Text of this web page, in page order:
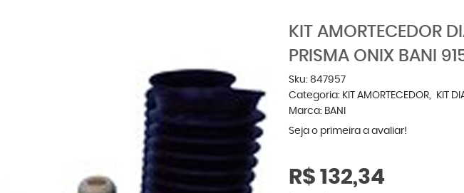
KIT AMORTECEDOR
PRISMA ONIX BANI
Sku: 847957
Categoria: KIT AMORTECEDOR KIT
Marca: BANI
Seja o primeira a avaliar!
R$ 132,34